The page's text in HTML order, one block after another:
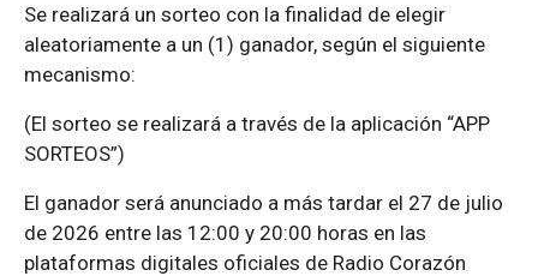
Se realizará un sorteo con la finalidad de elegir
aleatoriamente a un (1) ganador, según el siguiente
mecanismo:
(El sorteo se realizará a través de la aplicación “APP
SORTEOS”)
El ganador será anunciado a más tardar el 27 de julio
de 2026 entre las 12:00 y 20:00 horas en las
plataformas digitales oficiales de Radio Corazón